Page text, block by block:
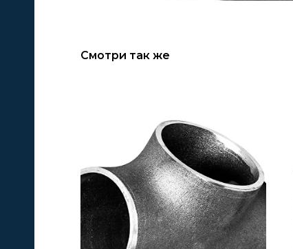
Смотри так же